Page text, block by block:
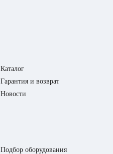
Каталог
Гарантия и возврат
Новости
Подбор оборудования